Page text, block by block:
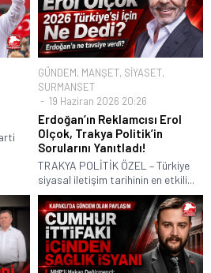
GÜNDEM, MANŞET, SİYASET,
SURMANSET
19 Haziran 2026 20:26
Erdoğan’ın Reklamcısı Erol
Olçok, Trakya Politik’in
Sorularını Yanıtladı!
TRAKYA POLİTİK ÖZEL – Türkiye
siyasal iletişim tarihinin en etkili...